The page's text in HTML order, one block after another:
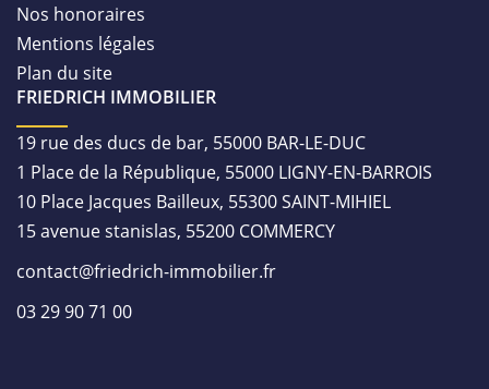
Nos honoraires
Mentions légales
Plan du site
FRIEDRICH IMMOBILIER
19 rue des ducs de bar, 55000 BAR-LE-DUC
1 Place de la République, 55000 LIGNY-EN-BARROIS
10 Place Jacques Bailleux, 55300 SAINT-MIHIEL
15 avenue stanislas, 55200 COMMERCY
contact@friedrich-immobilier.fr
03 29 90 71 00